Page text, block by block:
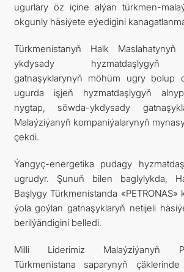
ugurlary öz içine alýan türkmen-
okgunly häsiýete eýedigini
Türkmenistanyň Halk
ykdysady hyzmatdaşlygyň
gatnaşyklarynyň möhüm ugry bolup
ugurda işjeň hyzmatdaşlygyň
nygtap, söwda-ykdysady
Malaýziýanyň kompaniýalarynyň
çekdi.
Ýangyç-energetika pudagy
ugrudyr. Şunuň bilen baglylykda,
Başlygy Türkmenistanda
ýola goýlan gatnaşyklaryň netijeli
berilýändigini belledi.
Milli Liderimiz Malaýziýanyň
Türkmenistana saparynyň